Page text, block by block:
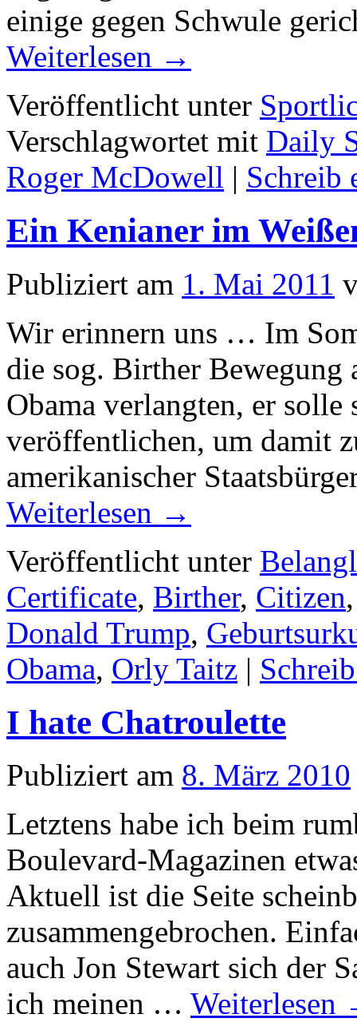
einige gegen Schwule
Weiterlesen →
Veröffentlicht unter
Verschlagwortet mit Daily
Roger McDowell | Schreib
Ein Kenianer im
Publiziert am 1. Mai 2011
Wir erinnern uns … Im
die sog. Birther Bewegung
Obama verlangten, er solle
veröffentlichen, um damit
amerikanischer
Weiterlesen →
Veröffentlicht unter
Certificate, Birther, Citizen
Donald Trump,
Obama, Orly Taitz |
I hate Chatroulette
Publiziert am 8. März 2010
Letztens habe ich beim
Boulevard-Magazinen
Aktuell ist die Seite
zusammengebrochen.
auch Jon Stewart sich der
ich meinen … Weiterlesen